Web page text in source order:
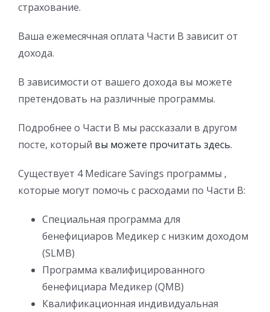
страхование.
Ваша ежемесячная оплата Части B зависит от
дохода.
В зависимости от вашего дохода вы можете
претендовать на различные программы.
Подробнее о Части В мы рассказали в другом
посте, который вы можете прочитать здесь.
Существует 4 Medicare Savings программы ,
которые могут помочь с расходами по Части B:
Специальная программа для
бенефициаров Медикер с низким доходом
(SLMB)
Программа квалифицированного
бенефициара Медикер (QMB)
Квалификационная индивидуальная